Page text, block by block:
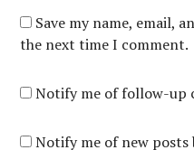
Save my name, email,
the next time I comment.
Notify me of follow-up
Notify me of new posts